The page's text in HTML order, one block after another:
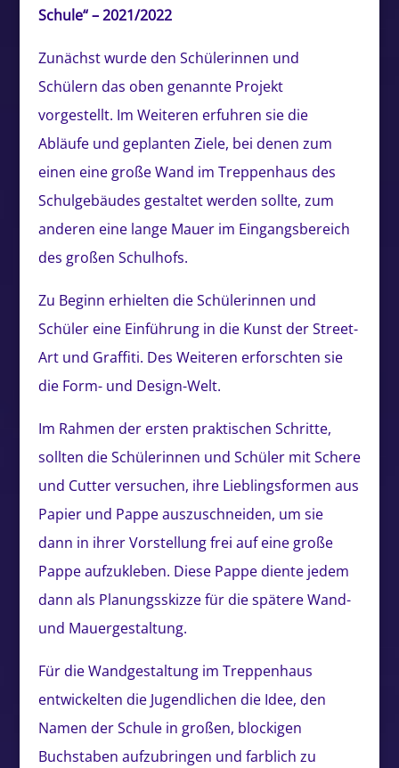
Schule“ – 2021/2022
Zunächst wurde den Schülerinnen und
Schülern das oben genannte Projekt
vorgestellt. Im Weiteren erfuhren sie die
Abläufe und geplanten Ziele, bei denen zum
einen eine große Wand im Treppenhaus des
Schulgebäudes gestaltet werden sollte, zum
anderen eine lange Mauer im Eingangsbereich
des großen Schulhofs.
Zu Beginn erhielten die Schülerinnen und
Schüler eine Einführung in die Kunst der Street-
Art und Graffiti. Des Weiteren erforschten sie
die Form- und Design-Welt.
Im Rahmen der ersten praktischen Schritte,
sollten die Schülerinnen und Schüler mit Schere
und Cutter versuchen, ihre Lieblingsformen aus
Papier und Pappe auszuschneiden, um sie
dann in ihrer Vorstellung frei auf eine große
Pappe aufzukleben. Diese Pappe diente jedem
dann als Planungsskizze für die spätere Wand-
und Mauergestaltung.
Für die Wandgestaltung im Treppenhaus
entwickelten die Jugendlichen die Idee, den
Namen der Schule in großen, blockigen
Buchstaben aufzubringen und farblich zu